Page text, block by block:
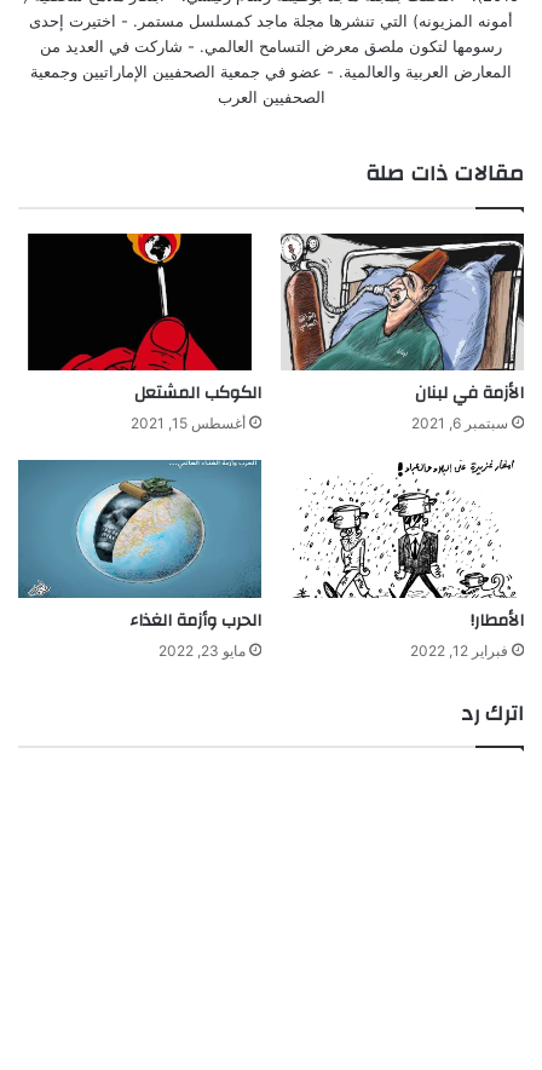
أمونه المزيونه) التي تنشرها مجلة ماجد كمسلسل مستمر. - اختيرت إحدى
رسومها لتكون ملصق معرض التسامح العالمي. - شاركت في العديد من
المعارض العربية والعالمية. - عضو في جمعية الصحفيين الإماراتيين وجمعية
الصحفيين العرب
مقالات ذات صلة
الأزمة في لبنان
سبتمبر 6, 2021
الكوكب المشتعل
أغسطس 15, 2021
الأمطار!
فبراير 12, 2022
الحرب وأزمة الغذاء
مايو 23, 2022
اترك رد